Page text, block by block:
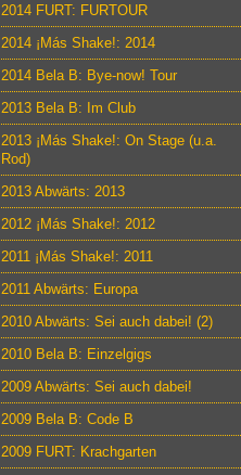
2014 FURT: FURTOUR
2014 ¡Más Shake!: 2014
2014 Bela B: Bye-now! Tour
2013 Bela B: Im Club
2013 ¡Más Shake!: On Stage (u.a.
Rod)
2013 Abwärts: 2013
2012 ¡Más Shake!: 2012
2011 ¡Más Shake!: 2011
2011 Abwärts: Europa
2010 Abwärts: Sei auch dabei! (2)
2010 Bela B: Einzelgigs
2009 Abwärts: Sei auch dabei!
2009 Bela B: Code B
2009 FURT: Krachgarten